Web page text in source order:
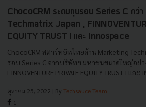
ChocoCRM ระดมทุนรอบ Series C กว่
Techmatrix Japan ,
EQUITY TRUST I และ Innospace
ChocoCRM สตาร์ทอัพไทยด้าน Marketing
รอบ Series C จากบริษัทฯ มหาชนขนาดใหญ่อย่าง
FINNOVENTURE PRIVATE EQUITY TRUST I และ
ตุลาคม 25, 2022 | By Techsauce Team
1